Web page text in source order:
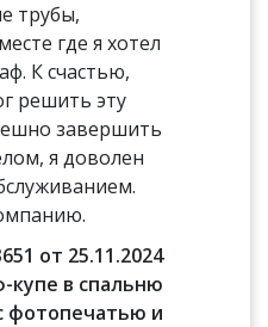
трубы,
где я хотел
К счастью,
решить эту
завершить
я доволен
от 25.11.2024
купе в спальню
фотопечатью и